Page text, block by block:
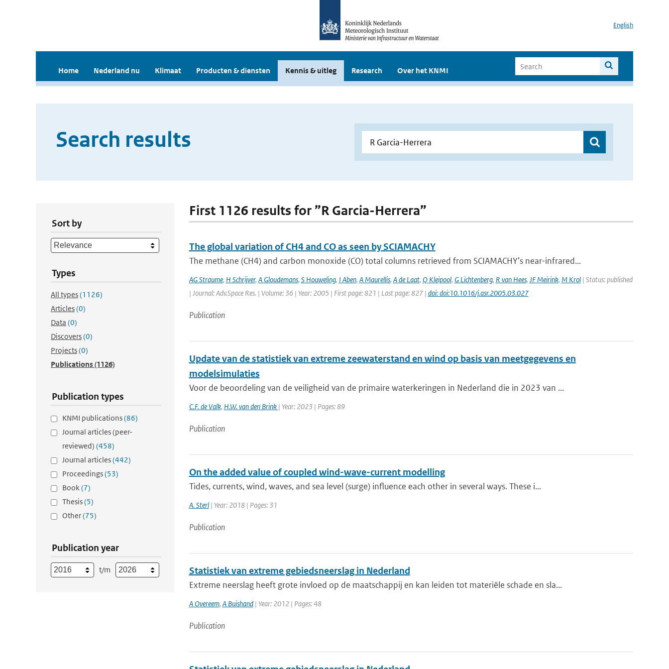
English
Home Nederland nu Klimaat Producten & diensten Kennis & uitleg Research Over het KNMI
Search results
Sort by
Types
All types(1126)
Articles(0)
Data (0)
Discovers(0)
Projects(0)
Publications(1126)
Publication types
KNMI publications(86)
Journal articles (peer-
reviewed) (458)
Journal articles(442)
Proceedings(53)
Book(7)
Thesis(5)
Other(75)
Publication year
t/m
First 1126 results for ”R Garcia-Herrera”
The global variation of CH4 and CO as seen by SCIAMACHY
The methane (CH4) and carbon monoxide (CO) total columns retrieved from SCIAMACHY’s near-infrared...
AG Straume, H Schrijver, A Gloudemans, S Houweling, I Aben, A Maurellis, A de Laat, Q Kleipool, G Lichtenberg, R van Hees, JF Meirink, M Krol| Status: published
| Journal: Adv.Space Res. | Volume: 36 | Year: 2005 | First page: 821 | Last page: 827 | doi: doi:10.1016/j.asr.2005.03.027
Publication
Update van de statistiek van extreme zeewaterstand en wind op basis van meetgegevens en
modelsimulaties
Voor de beoordeling van de veiligheid van de primaire waterkeringen in Nederland die in 2023 van ...
C.F. de Valk, H.W. van den Brink | Year: 2023 | Pages: 89
Publication
On the added value of coupled wind-wave-current modelling
Tides, currents, wind, waves, and sea level (surge) influence each other in several ways. These i...
A. Sterl| Year: 2018 | Pages: 31
Publication
Statistiek van extreme gebiedsneerslag in Nederland
Extreme neerslag heeft grote invloed op de maatschappij en kan leiden tot materiële schade en sla...
A Overeem, A Buishand| Year: 2012 | Pages: 48
Publication